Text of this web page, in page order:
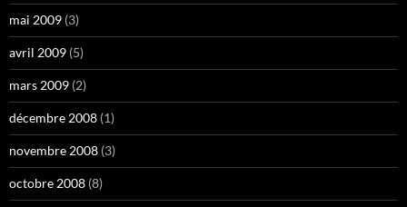
mai 2009 (3)
avril 2009 (5)
mars 2009 (2)
décembre 2008 (1)
novembre 2008 (3)
octobre 2008 (8)